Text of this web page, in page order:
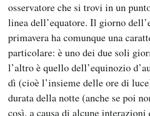
osservatore che si trovi in un
linea dell’equatore. Il giorno
primavera ha comunque una
particolare: è uno dei due soli
l’altro è quello dell’equinozio
dì (cioè l’insieme delle ore di
durata della notte (anche se poi
così, a causa di alcune interazioni